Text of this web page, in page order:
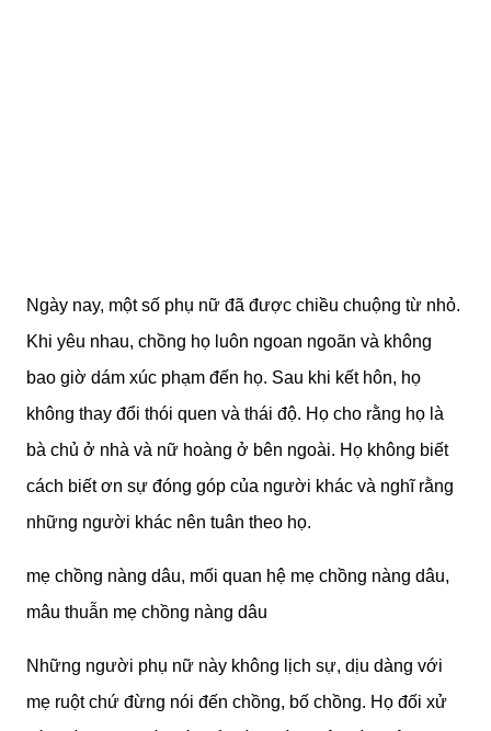
Ngày nay, một số phụ nữ đã được chiều chuộng từ nhỏ.
Khi yêu nhau, chồng họ luôn ngoan ngoãn và không
bao giờ dám xúc phạm đến họ. Sau khi kết hôn, họ
không thay đổi thói quen và thái độ. Họ cho rằng họ là
bà chủ ở nhà và nữ hoàng ở bên ngoài. Họ không biết
cách biết ơn sự đóng góp của người khác và nghĩ rằng
những người khác nên tuân theo họ.
mẹ chồng nàng dâu, mối quan hệ mẹ chồng nàng dâu,
mâu thuẫn mẹ chồng nàng dâu
Những người phụ nữ này không lịch sự, dịu dàng với
mẹ ruột chứ đừng nói đến chồng, bố chồng. Họ đối xử